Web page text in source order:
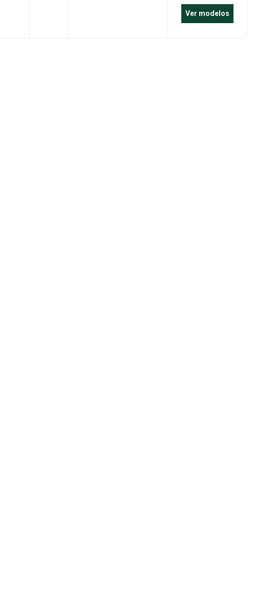
Ver modelos